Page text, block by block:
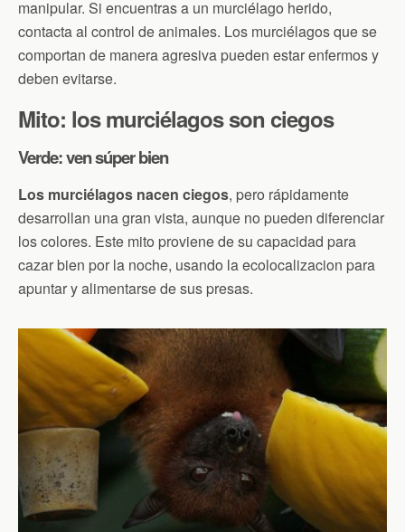
manipular. Si encuentras a un murciélago herido,
contacta al control de animales. Los murciélagos que se
comportan de manera agresiva pueden estar enfermos y
deben evitarse.
Mito: los murciélagos son ciegos
Verde: ven súper bien
Los murciélagos nacen ciegos, pero rápidamente
desarrollan una gran vista, aunque no pueden diferenciar
los colores. Este mito proviene de su capacidad para
cazar bien por la noche, usando la ecolocalizacion para
apuntar y alimentarse de sus presas.